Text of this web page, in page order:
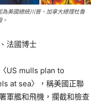
美國總統川普、加拿大總理杜魯
。
法國博士
US mulls plan to
at sea〉，稱美國正聯
軍艦和飛機，攔截和檢查